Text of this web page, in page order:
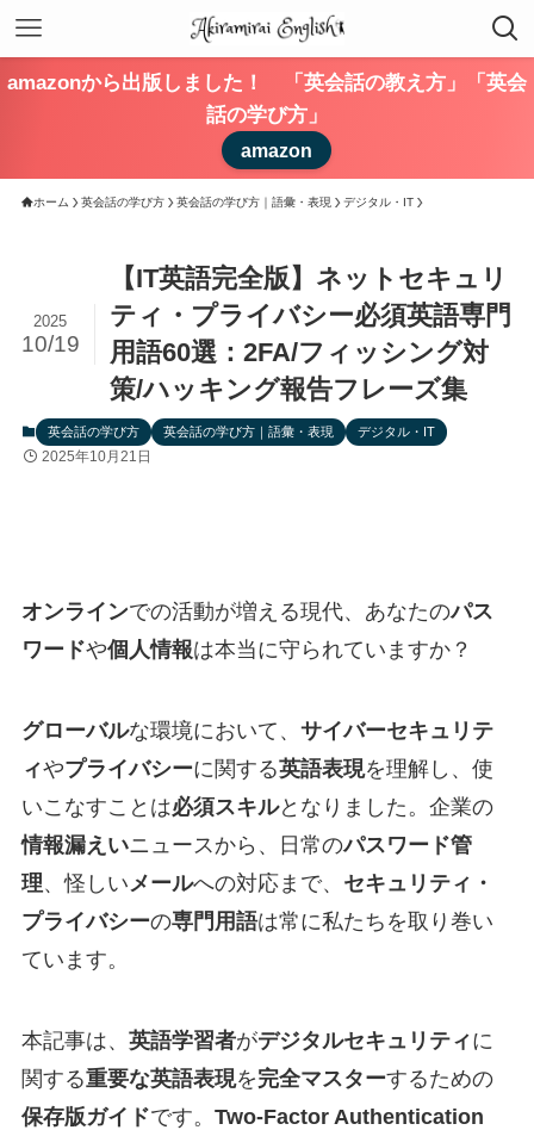
amazonから出版しました！ 「英会話の教え方」「英会
話の学び方」
amazon
ホーム 英会話の学び方 英会話の学び方｜語彙・表現 デジタル・IT
【IT英語完全版】ネットセキュリ
ティ・プライバシー必須英語専門
用語60選：2FA/フィッシング対
策/ハッキング報告フレーズ集
2025
10/19
英会話の学び方 英会話の学び方｜語彙・表現 デジタル・IT
2025年10月21日
オンラインでの活動が増える現代、あなたのパス
ワードや個人情報は本当に守られていますか？
グローバルな環境において、 サイバーセキュリテ
ィやプライバシーに関する英語表現を理解し、使
いこなすことは必須スキルとなりました。企業の
情報漏えいニュースから、日常のパスワード管
理、怪しいメールへの対応まで、 セキュリティ・
プライバシーの専門用語は常に私たちを取り巻い
ています。
本記事は、 英語学習者がデジタルセキュリティに
関する重要な英語表現を完全マスターするための
保存版ガイドです。 Two-Factor Authentication